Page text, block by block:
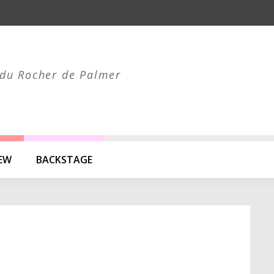
Rocher de Palmer
BACKSTAGE